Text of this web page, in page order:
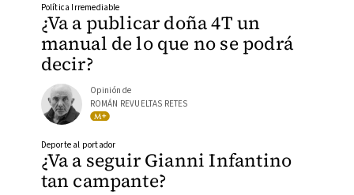
¿Va a publicar doña 4T un
manual de lo que no se podrá
decir?
Política Irremediable
Opinión de
ROMÁN REVUELTAS RETES
¿Va a seguir Gianni Infantino
tan campante?
Deporte al portador